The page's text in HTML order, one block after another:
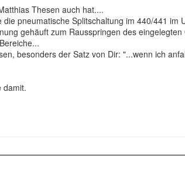
Thesen auch hat....
pneumatische Splitschaltung im 440/441 im
gehäuft zum Rausspringen des
besonders der Satz von Dir: "...wenn ich
damit.